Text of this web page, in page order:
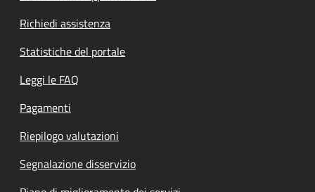
Richiedi assistenza
Statistiche del portale
Leggi le FAQ
Pagamenti
Riepilogo valutazioni
Segnalazione disservizio